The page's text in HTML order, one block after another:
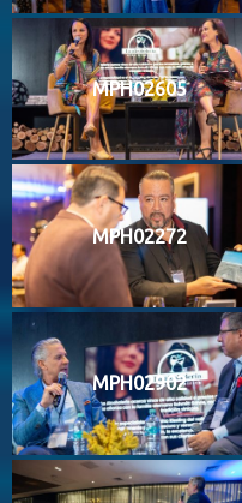
MPH02605
MPH02272
MPH02902